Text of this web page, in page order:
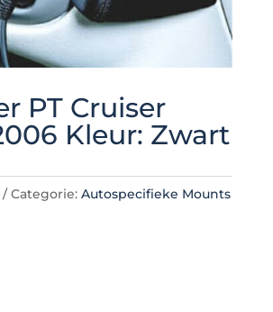
PT Cruiser
Kleur: Zwart
Categorie: Autospecifieke Mounts